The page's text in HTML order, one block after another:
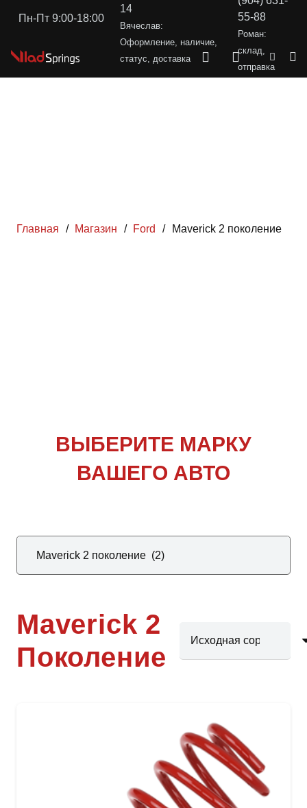
Пн-Пт 9:00-18:00
14
Вячеслав:
Оформление, наличие,
статус, доставка
55-88
Роман:
склад,
отправка
Главная / Магазин / Ford / Maverick 2 поколение
ВЫБЕРИТЕ МАРКУ
ВАШЕГО АВТО
Maverick 2
Поколение